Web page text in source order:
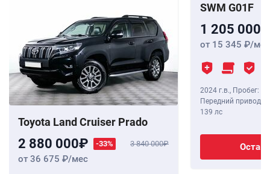
Toyota Land Cruiser Prado
2 880 000 -33% 3 840 000
от 36 675 /мес
SWM G01F
1 205 000
от 15 345 /мес
2024 г.в., Пробег: 8
Передний привод,
139 лс